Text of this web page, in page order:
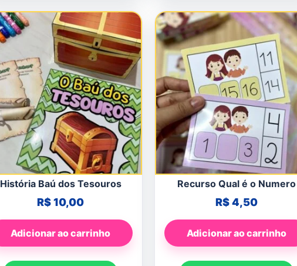
História Baú dos Tesouros
R$10,00
Adicionar ao carrinho
Recurso Qual é o Numero
R$4,50
Adicionar ao carrinho